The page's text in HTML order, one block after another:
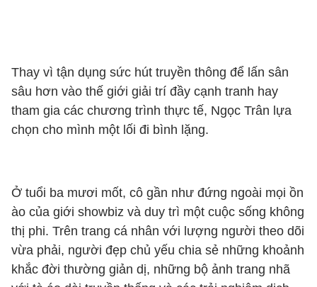
Thay vì tận dụng sức hút truyền thông để lấn sân
sâu hơn vào thế giới giải trí đầy cạnh tranh hay
tham gia các chương trình thực tế, Ngọc Trân lựa
chọn cho mình một lối đi bình lặng.
Ở tuổi ba mươi mốt, cô gần như đứng ngoài mọi ồn
ào của giới showbiz và duy trì một cuộc sống không
thị phi. Trên trang cá nhân với lượng người theo dõi
vừa phải, người đẹp chủ yếu chia sẻ những khoảnh
khắc đời thường giản dị, những bộ ảnh trang nhã